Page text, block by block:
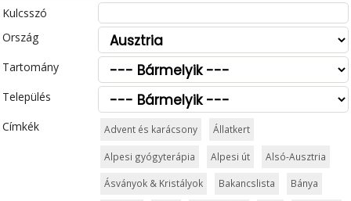
Kulcsszó
Ország
Tartomány
Település
Címkék
Advent és karácsony Állatkert
Alpesi gyógyterápia Alpesi út Alsó-Ausztria
Ásványok & Kristályok Bakancslista Bánya